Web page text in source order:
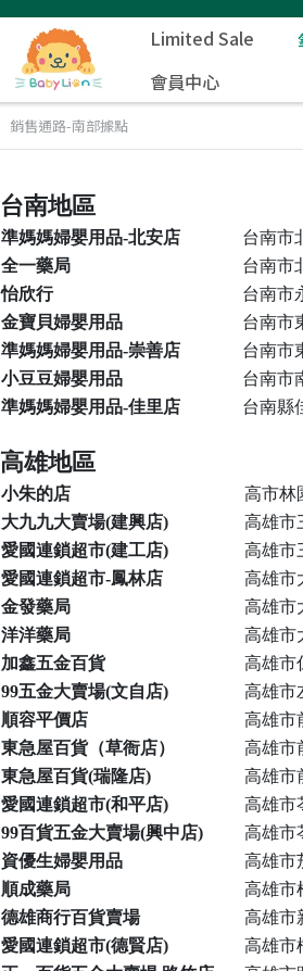
Limited Sale
會員中心
銷售通路-南部據點
台南地區
準媽媽婦嬰用品-北安店
台南市
全一藥局
台南市
怡欣行
台南市
金寶貝婦嬰用品
台南市
準媽媽婦嬰用品-崇善店
台南市
小豆豆婦嬰用品
台南市
準媽媽婦嬰用品-佳里店
台南縣
高雄地區
小朱的店
高市林
大九九大賣場(建興店)
高雄市
愛國連鎖超市(建工店)
高雄市
愛國連鎖超市-鳳林店
高雄市
金發藥局
高雄市
洋洋藥局
高雄市
加鑫五金百貨
高雄市
99五金大賣場(文自店)
高雄市
順容平價店
高雄市
東急屋百貨（草衙店）
高雄市
東急屋百貨(瑞隆店)
高雄市
愛國連鎖超市(和平店)
高雄市
99百貨五金大賣場(興中店)
高雄市
資優生婦嬰用品
高雄市
順成藥局
高雄市
德雄商行百貨賣場
高雄市
愛國連鎖超市(德賢店)
高雄市